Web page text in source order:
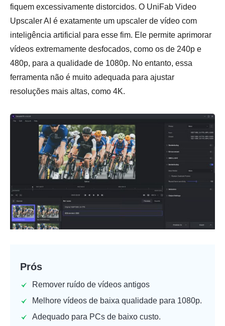
fiquem excessivamente distorcidos. O UniFab Video
Upscaler AI é exatamente um upscaler de vídeo com
inteligência artificial para esse fim. Ele permite aprimorar
vídeos extremamente desfocados, como os de 240p e
480p, para a qualidade de 1080p. No entanto, essa
ferramenta não é muito adequada para ajustar
resoluções mais altas, como 4K.
Prós
Remover ruído de vídeos antigos
Melhore vídeos de baixa qualidade para 1080p.
Adequado para PCs de baixo custo.